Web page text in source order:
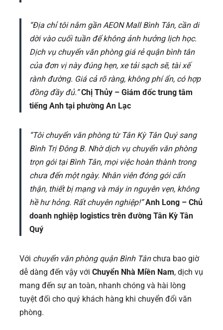
“Địa chỉ tôi nằm gần AEON Mall Bình Tân, cần di
dời vào cuối tuần để không ảnh hưởng lịch học.
Dịch vụ chuyển văn phòng giá rẻ quận bình tân
của đơn vị này đúng hẹn, xe tải sạch sẽ, tài xế
rành đường. Giá cả rõ ràng, không phí ẩn, có hợp
đồng đầy đủ.” Chị Thủy – Giám đốc trung tâm
tiếng Anh tại phường An Lạc
“Tôi chuyển văn phòng từ Tân Kỳ Tân Quý sang
Bình Trị Đông B. Nhờ dịch vụ chuyển văn phòng
trọn gói tại Bình Tân, mọi việc hoàn thành trong
chưa đến một ngày. Nhân viên đóng gói cẩn
thận, thiết bị mạng và máy in nguyên vẹn, không
hề hư hỏng. Rất chuyên nghiệp!” Anh Long – Chủ
doanh nghiệp logistics trên đường Tân Kỳ Tân
Quý
Với chuyển văn phòng quận Bình Tânchưa bao giờ
dễ dàng đến vậy với Chuyển Nhà Miền Nam, dịch vụ
mang đến sự an toàn, nhanh chóng và hài lòng
tuyệt đối cho quý khách hàng khi chuyển đổi văn
phòng.